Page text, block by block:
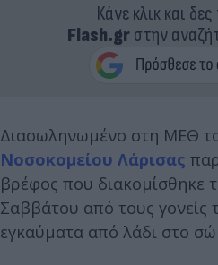
Κάνε κλικ και
Flash.grστην
Διασωληνωμένο στη ΜΕΘ
Νοσοκομείου Λάρισας
βρέφος που διακομίσθηκε
Σαββάτου από τους γονείς
εγκαύματα από λάδι στο